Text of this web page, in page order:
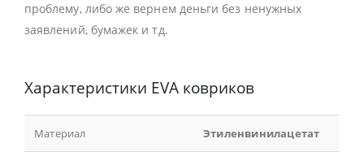
проблему, либо же вернем деньги без ненужных
заявлений, бумажек и тд.
Характеристики EVA ковриков
Материал Этиленвинилацетат